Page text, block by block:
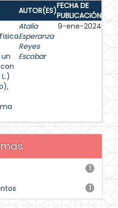
AUTOR(ES)FECHA DE
PUBLICACIÓN
Atalia
Esperanza
Reyes
Escobar
9-ene-2024
1
1